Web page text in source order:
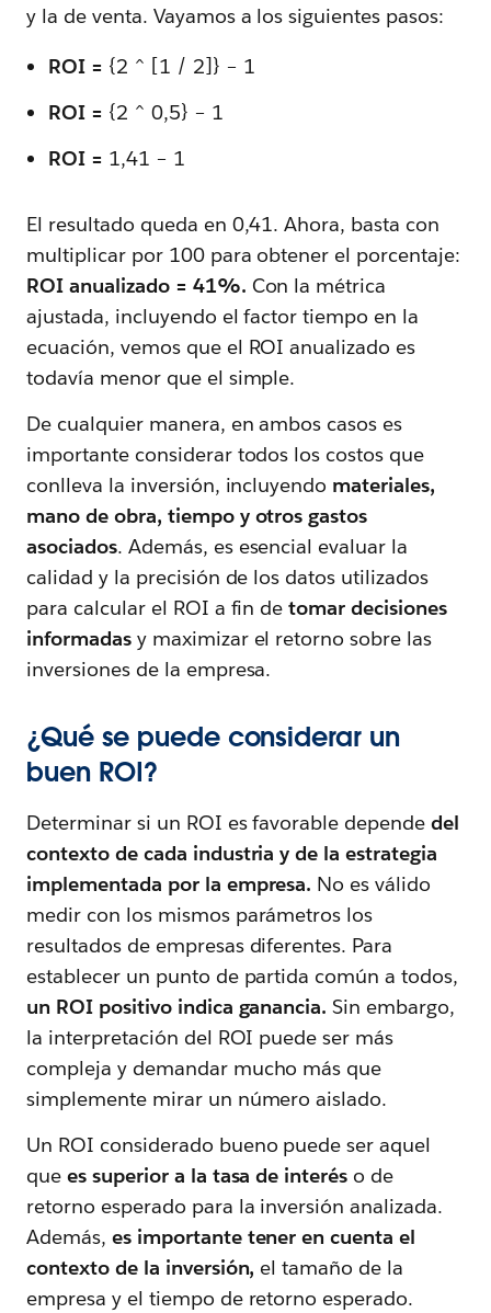
y la de venta. Vayamos a los siguientes pasos:
ROI = {2 ^ [1 / 2]} – 1
ROI = {2 ^ 0,5} – 1
ROI = 1,41 – 1
El resultado queda en 0,41. Ahora, basta con
multiplicar por 100 para obtener el porcentaje:
ROI anualizado = 41%. Con la métrica
ajustada, incluyendo el factor tiempo en la
ecuación, vemos que el ROI anualizado es
todavía menor que el simple.
De cualquier manera, en ambos casos es
importante considerar todos los costos que
conlleva la inversión, incluyendo materiales,
mano de obra, tiempo y otros gastos
asociados. Además, es esencial evaluar la
calidad y la precisión de los datos utilizados
para calcular el ROI a fin detomar decisiones
informadas y maximizar el retorno sobre las
inversiones de la empresa.
¿Qué se puede considerar un
buen ROI?
Determinar si un ROI es favorable depende del
contexto de cada industria y de la estrategia
implementada por la empresa. No es válido
medir con los mismos parámetros los
resultados de empresas diferentes. Para
establecer un punto de partida común a todos,
un ROI positivo indica ganancia.Sin embargo,
la interpretación del ROI puede ser más
compleja y demandar mucho más que
simplemente mirar un número aislado.
Un ROI considerado bueno puede ser aquel
que es superior a la tasa de interés o de
retorno esperado para la inversión analizada.
Además, es importante tener en cuenta el
contexto de la inversión, el tamaño de la
empresa y el tiempo de retorno esperado.